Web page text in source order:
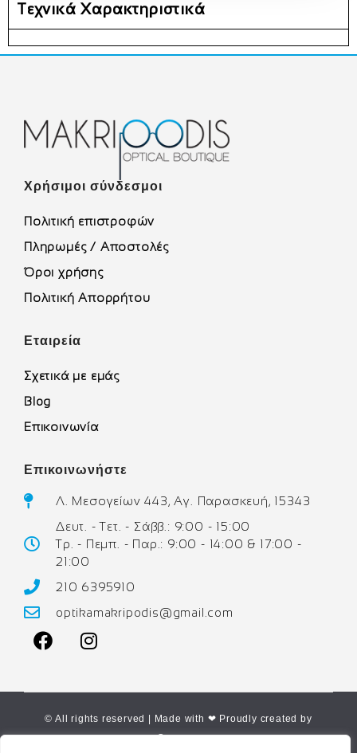
Τεχνικά Χαρακτηριστικά
Χρήσιμοι σύνδεσμοι
Πολιτική επιστροφών
Πληρωμές / Αποστολές
Όροι χρήσης
Πολιτική Απορρήτου
Εταιρεία
Σχετικά με εμάς
Blog
Επικοινωνία
Επικοινωνήστε
Λ. Μεσογείων 443, Αγ. Παρασκευή, 15343
Δευτ. - Τετ. - Σάββ.: 9:00 - 15:00
Τρ. - Πεμπ. - Παρ.: 9:00 - 14:00 & 17:00 -
21:00
210 6395910
optikamakripodis@gmail.com
© All rights reserved | Made with ❤ Proudly created by
Corne.gr